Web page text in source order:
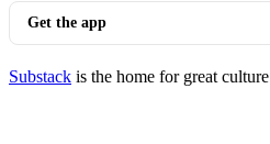
Get the app
Substack is the home for great culture